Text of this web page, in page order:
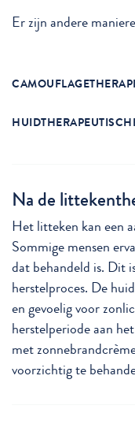
Er zijn andere
Na de
Het litteken kan een
Sommige mensen
dat behandeld is. Dit
herstelproces. De
en gevoelig voor
herstelperiode aan
met
voorzichtig te